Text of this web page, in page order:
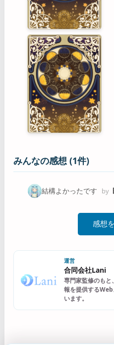
みんなの感想 (1件)
結構よかったです by
感想
運営
合同会社Lani
専門家監修のもと
報を提供する
います。